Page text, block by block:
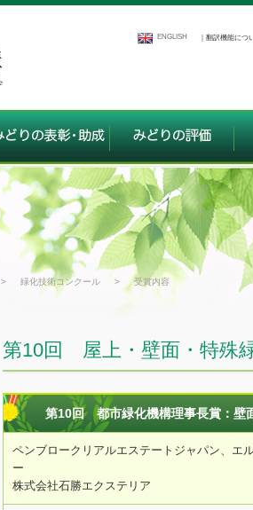
ENGLISH ｜翻訳機能につ
> 緑化技術コンクール > 受賞内容
第10回 屋上・壁面・特殊
第10回 都市緑化機構理事長賞：壁
ペンブロークリアルエステートジャパン、エ
ー
株式会社石勝エクステリア